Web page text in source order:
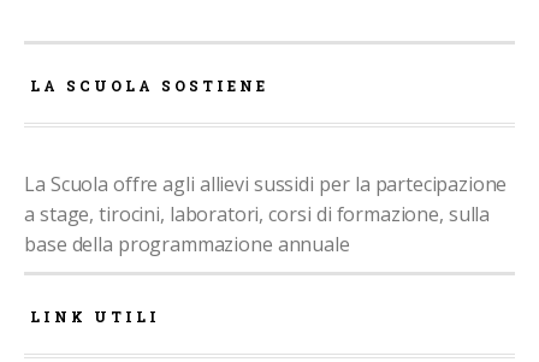
LA SCUOLA SOSTIENE
La Scuola offre agli allievi sussidi per la partecipazione
a stage, tirocini, laboratori, corsi di formazione, sulla
base della programmazione annuale
LINK UTILI